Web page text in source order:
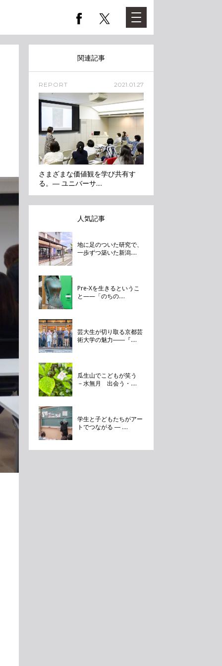
関連記事
REPORT 2021.01.27
さまざまな価値観を学び共有す
る。― ユニバーサ....
人気記事
地に足のついた研究で、
一歩ずつ築いた新潟....
Pre-Xを生きるというこ
と——「のちの....
芸大生が切り取る京都芸
術大学の魅力――『....
瓜生山でこどもが笑う
－水無月 出会う・....
学生と子どもたちがアー
トでつながる ― ....